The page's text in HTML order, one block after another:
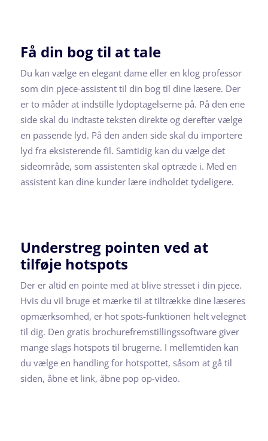
Få din bog til at tale
Du kan vælge en elegant dame eller en klog professor
som din pjece-assistent til din bog til dine læsere. Der
er to måder at indstille lydoptagelserne på. På den ene
side skal du indtaste teksten direkte og derefter vælge
en passende lyd. På den anden side skal du importere
lyd fra eksisterende fil. Samtidig kan du vælge det
sideområde, som assistenten skal optræde i. Med en
assistent kan dine kunder lære indholdet tydeligere.
Understreg pointen ved at
tilføje hotspots
Der er altid en pointe med at blive stresset i din pjece.
Hvis du vil bruge et mærke til at tiltrække dine læseres
opmærksomhed, er hot spots-funktionen helt velegnet
til dig. Den gratis brochurefremstillingssoftware giver
mange slags hotspots til brugerne. I mellemtiden kan
du vælge en handling for hotspottet, såsom at gå til
siden, åbne et link, åbne pop op-video.